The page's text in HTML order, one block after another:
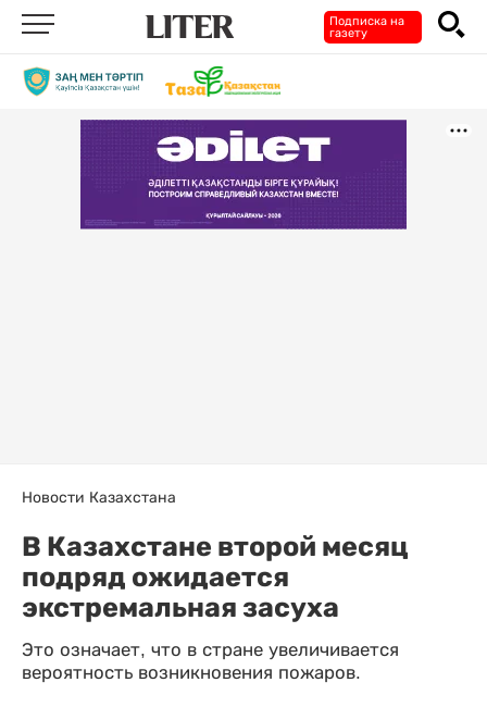
Подписка на
газету
Новости Казахстана
В Казахстане второй месяц
подряд ожидается
экстремальная засуха
Это означает, что в стране увеличивается
вероятность возникновения пожаров.